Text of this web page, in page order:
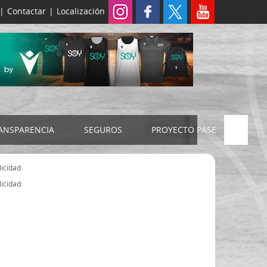
| Contactar | Localización
2024
SEGUROS
SEGURO JUDEX
PROYECTO PASE